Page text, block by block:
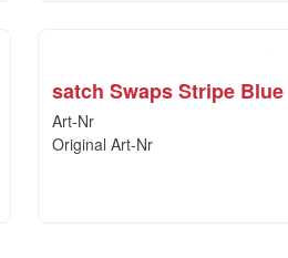
satch Swaps Stripe Blue
Art-Nr
Original Art-Nr